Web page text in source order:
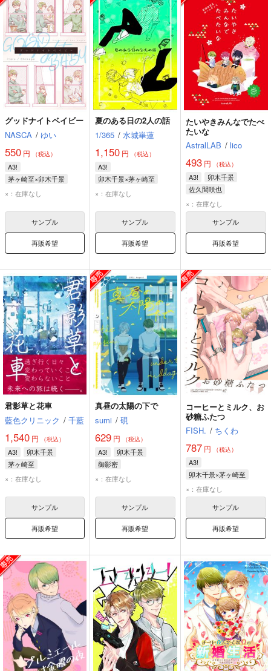
グッドナイトベイビー
NASCA / ゆい
550 円 （税込）
A3!
茅ヶ崎至×卯木千景
茅ヶ崎至
×：在庫なし
サンプル
再販希望
夏のある日の2人の話
1/365 / 水城崋蓮
1,150 円 （税込）
A3!
卯木千景×茅ヶ崎至
卯木千景
×：在庫なし
サンプル
再販希望
たいやきみんなでたべ
たいな
AstralLAB / lico
493円 （税込）
A3!
卯木千景
佐久間咲也
×：在庫なし
サンプル
再販希望
君影草と花車
藍色クリニック / 千藍
1,540 円 （税込）
A3!
卯木千景
茅ヶ崎至
×：在庫なし
サンプル
再販希望
真昼の太陽の下で
sumi / 硯
629 円 （税込）
A3!
卯木千景
御影密
×：在庫なし
サンプル
再販希望
コーヒーとミルク、お
砂糖ふたつ
FISH. / ちくわ
787円 （税込）
A3!
卯木千景×茅ヶ崎至
卯木千景
×：在庫なし
サンプル
再販希望